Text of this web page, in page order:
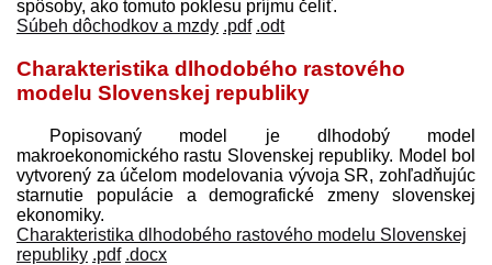
spôsoby, ako tomuto poklesu príjmu čeliť.
Súbeh dôchodkov a mzdy .pdf .odt
Charakteristika dlhodobého rastového
modelu Slovenskej republiky
Popisovaný model je dlhodobý model
makroekonomického rastu Slovenskej republiky. Model bol
vytvorený za účelom modelovania vývoja SR, zohľadňujúc
starnutie populácie a demografické zmeny slovenskej
ekonomiky.
Charakteristika dlhodobého rastového modelu Slovenskej
republiky .pdf .docx